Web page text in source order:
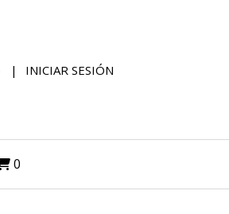
INICIAR SESIÓN
0